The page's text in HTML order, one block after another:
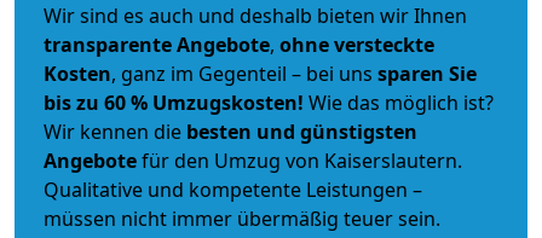
Wir sind es auch und deshalb bieten wir Ihnen
transparente Angebote, ohne versteckte
Kosten, ganz im Gegenteil – bei uns sparen Sie
bis zu 60 % Umzugskosten! Wie das möglich ist?
Wir kennen die besten und günstigsten
Angebotefür den Umzug von Kaiserslautern.
Qualitative und kompetente Leistungen –
müssen nicht immer übermäßig teuer sein.